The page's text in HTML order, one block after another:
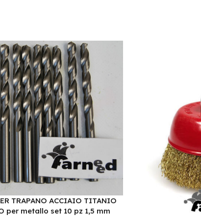
TRAPANO ACCIAIO TITANIO
per metallo set 10 pz 1,5 mm